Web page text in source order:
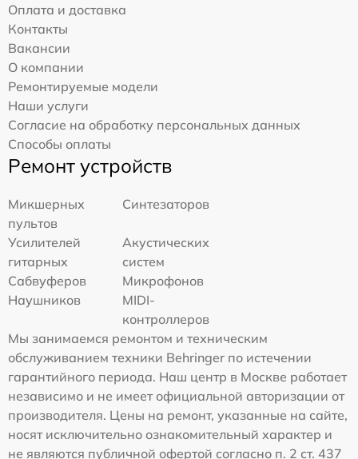
Оплата и доставка
Контакты
Вакансии
О компании
Ремонтируемые модели
Наши услуги
Согласие на обработку персональных данных
Способы оплаты
Ремонт устройств
Микшерных
пультов
Синтезаторов
Усилителей
гитарных
Акустических
систем
Сабвуферов
Микрофонов
Наушников
MIDI-
контроллеров
Мы занимаемся ремонтом и техническим
обслуживанием техники Behringer по истечении
гарантийного периода. Наш центр в Москве работает
независимо и не имеет официальной авторизации от
производителя. Цены на ремонт, указанные на сайте,
носят исключительно ознакомительный характер и
не являются публичной офертой согласно п. 2 ст. 437